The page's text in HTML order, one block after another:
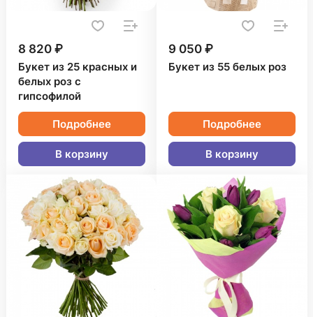
8 820 ₽
Букет из 25 красных и
белых роз с
гипсофилой
Подробнее
В корзину
9 050 ₽
Букет из 55 белых роз
Подробнее
В корзину